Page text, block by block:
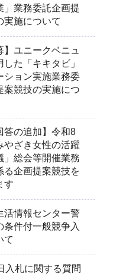
」業務委託企画提
実施について
】ユニークベニュ
した「キキタビ」
ション実施業務委
案競技の実施につ
答の追加】令和8
やざき女性の活躍
」総会等開催業務
る企画提案競技を
す
活情報センター警
条件付一般競争入
て
入札に関する質問